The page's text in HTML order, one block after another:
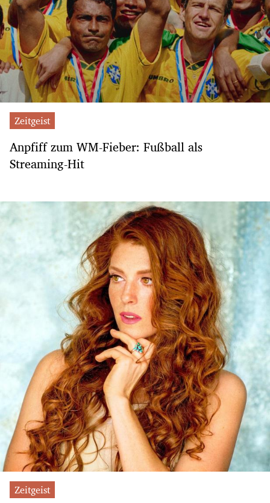
Zeitgeist
Anpfiff zum WM-Fieber: Fußball als
Streaming-Hit
Zeitgeist